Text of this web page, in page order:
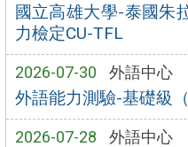
國立高雄大學-泰國朱
力檢定CU-TFL
2026-07-30 外語中心
外語能力測驗-基礎級
2026-07-28 外語中心